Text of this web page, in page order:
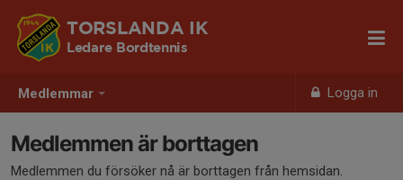
Medlemmar Logga in
TORSLANDA IK
Ledare Bordtennis
Medlemmen är borttagen
Medlemmen du försöker nå är borttagen från hemsidan.